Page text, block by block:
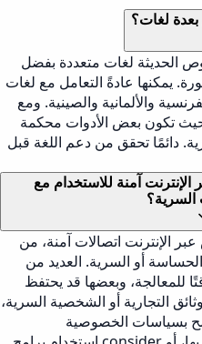
لغات؟
الحديثة لغات متعددة بفضل
يمكنها عادةً التعامل مع لغات
والألمانية والصينية. ومع
تكون بعض الأدوات محكمة
دائمًا تحقق من دعم اللغة قبل
آمنة للاستخدام مع
السرية؟
الإنترنت اتصالات آمنة، من
أو السرية. العديد من
للمعالجة، وبعضها قد يحتفظ
التجارية أو الشخصية السرية،
بسياسات الخصوصية